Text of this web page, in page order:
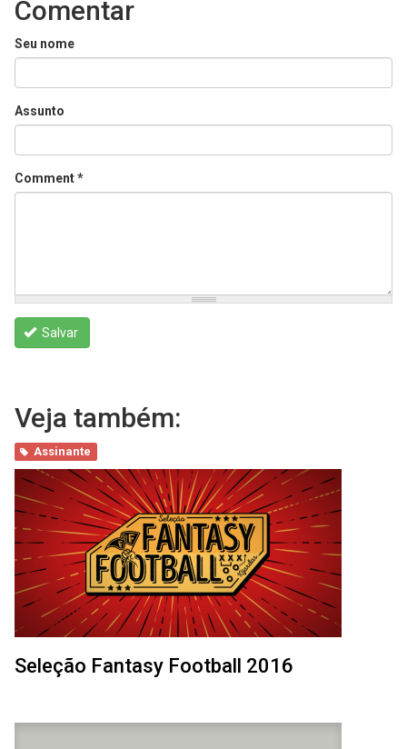
Comentar
Seu nome
Assunto
Comment*
Salvar
Veja também:
Assinante
Seleção Fantasy Football 2016